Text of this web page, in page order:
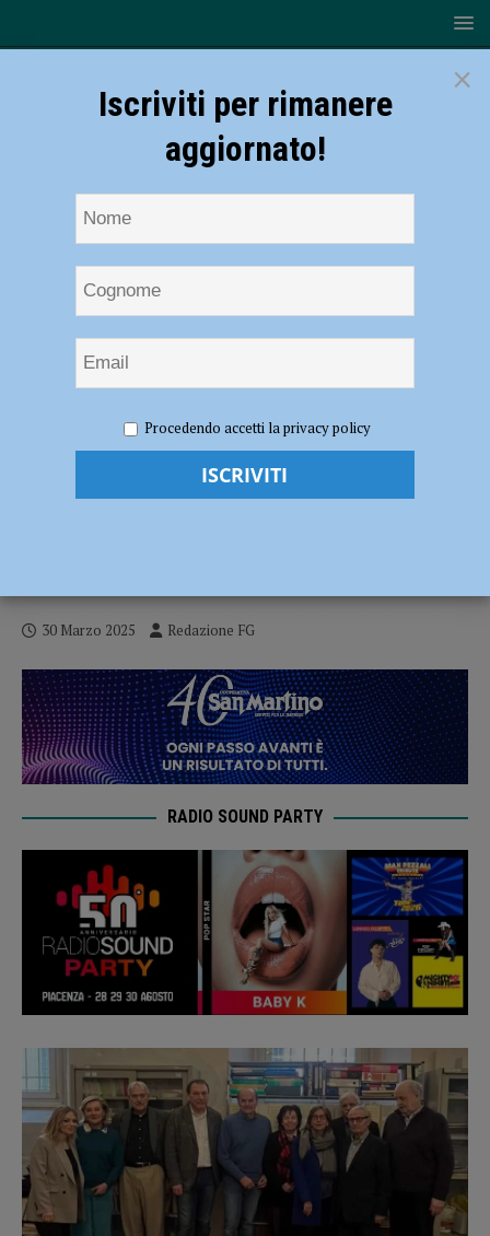
per gli ottant’anni della Liberazione: dai viaggi della memoria agli
incontri nelle scuole
Isrec, tante iniziative per gli ottant’anni
30 Marzo 2025 Redazione FG
RADIO SOUND PARTY
×
Iscriviti per rimanere
aggiornato!
Procedendo accetti la privacy policy